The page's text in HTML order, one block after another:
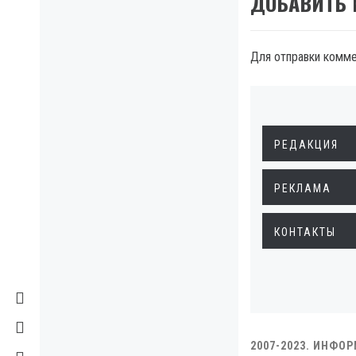
Для отправки
РЕДАКЦИЯ
РЕКЛАМА
КОНТАКТЫ
2007-2023.